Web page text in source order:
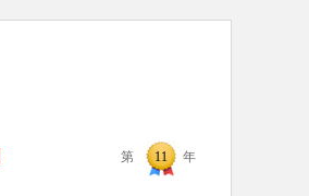
第 11 年